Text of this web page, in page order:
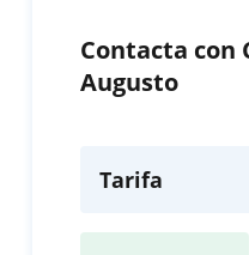
Contacta con
Augusto
Tarifa